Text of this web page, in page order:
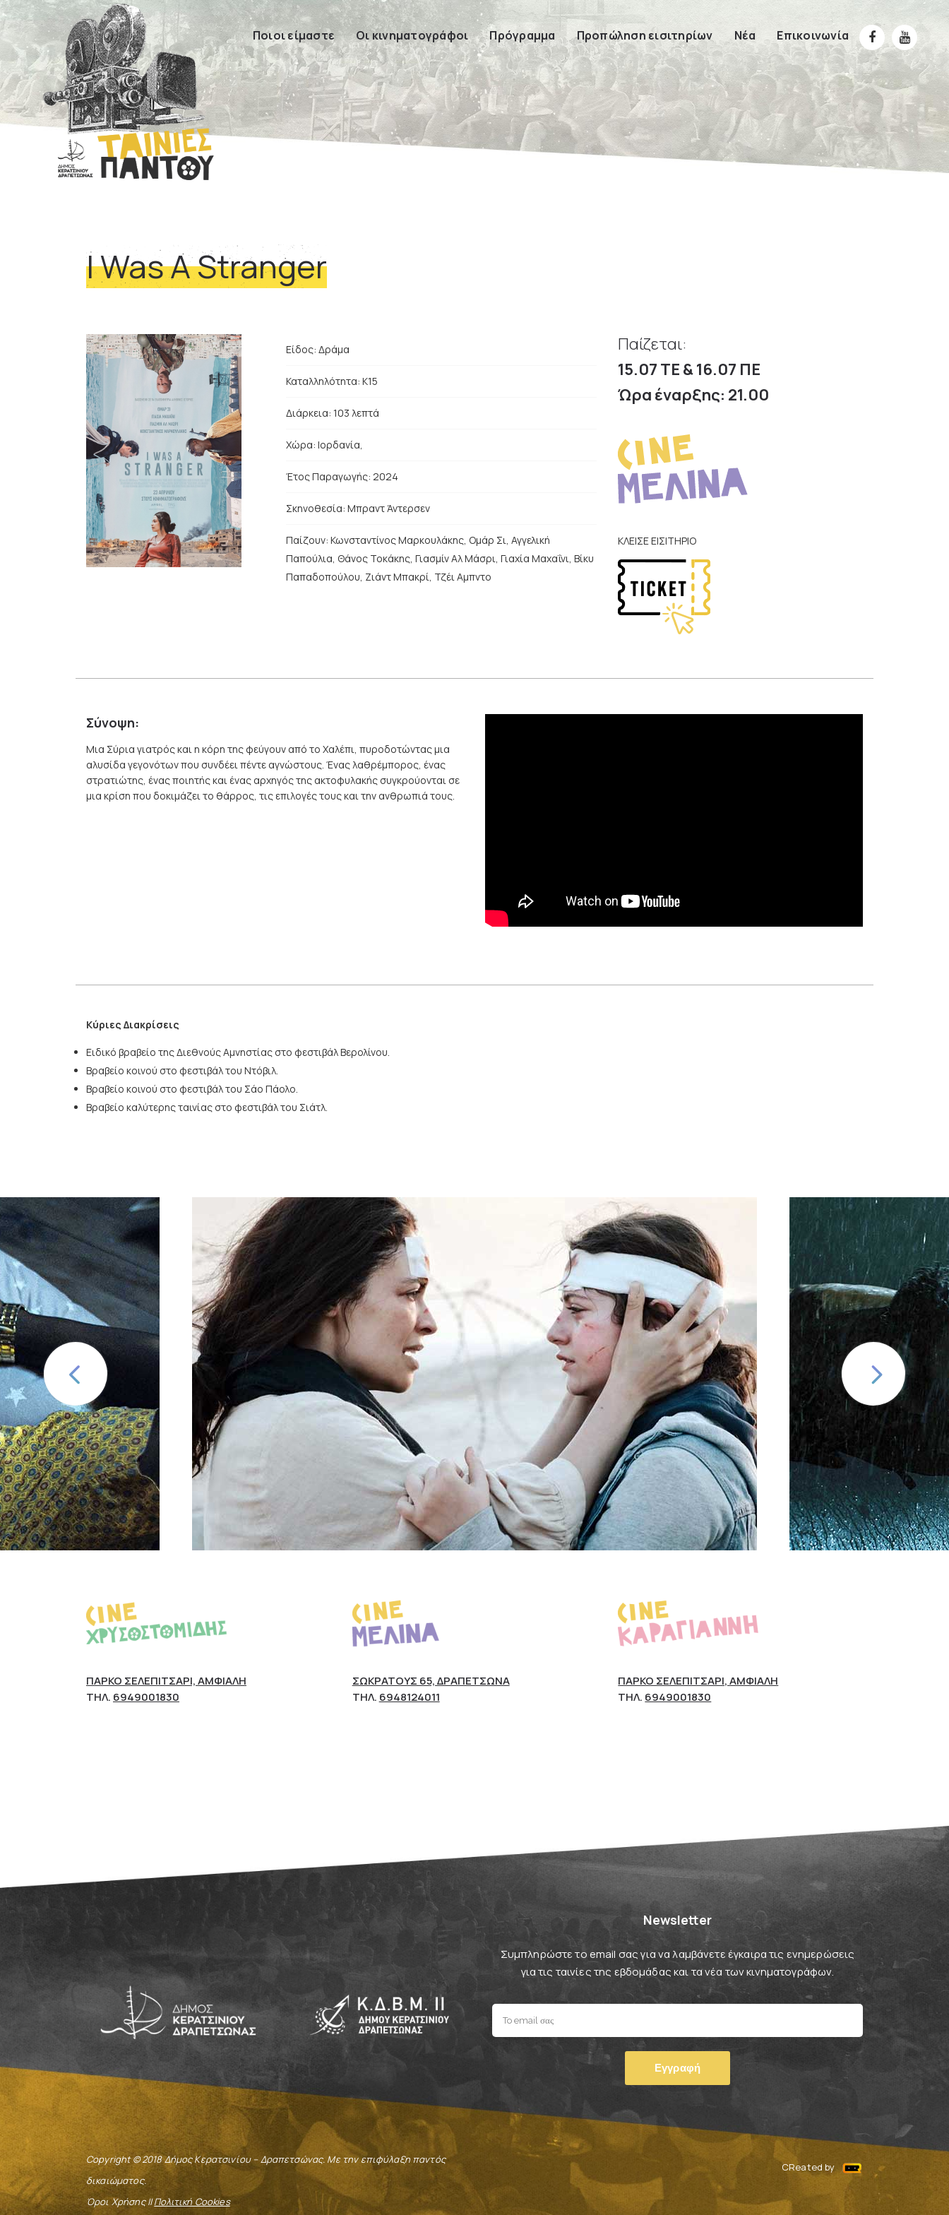
Ποιοι είμαστε Οι κινηματογράφοι Πρόγραμμα Προπώληση εισιτηρίων Νέα Επικοινωνία
I Was A Stranger
Είδος: Δράμα
Καταλληλότητα: Κ15
Διάρκεια: 103 λεπτά
Χώρα: Ιορδανία,
Έτος Παραγωγής: 2024
Σκηνοθεσία: Μπραντ Άντερσεν
Παίζουν: Κωνσταντίνος Μαρκουλάκης, Ομάρ Σι, Αγγελική
Παπούλια, Θάνος Τοκάκης, Γιασμίν Αλ Μάσρι, Γιαχία Μαχαΐνι, Βίκυ
Παπαδοπούλου, Ζιάντ Μπακρί, Τζέι Αμπντο
Παίζεται:
15.07 ΤΕ & 16.07 ΠΕ
Ώρα έναρξης: 21.00
ΚΛΕΙΣΕ ΕΙΣΙΤΗΡΙΟ
Σύνοψη:
Μια Σύρια γιατρός και η κόρη της φεύγουν από το Χαλέπι, πυροδοτώντας μια
αλυσίδα γεγονότων που συνδέει πέντε αγνώστους. Ένας λαθρέμπορος, ένας
στρατιώτης, ένας ποιητής και ένας αρχηγός της ακτοφυλακής συγκρούονται σε
μια κρίση που δοκιμάζει το θάρρος, τις επιλογές τους και την ανθρωπιά τους.
Κύριες Διακρίσεις
Ειδικό βραβείο της Διεθνούς Αμνηστίας στο φεστιβάλ Βερολίνου.
Βραβείο κοινού στο φεστιβάλ του Ντόβιλ.
Βραβείο κοινού στο φεστιβάλ του Σάο Πάολο.
Βραβείο καλύτερης ταινίας στο φεστιβάλ του Σιάτλ.
ΠΆΡΚΟ ΣΕΛΕΠΊΤΣΑΡΙ, ΑΜΦΙΆΛΗ
ΤΗΛ. 6949001830
ΣΩΚΡΆΤΟΥΣ 65, ΔΡΑΠΕΤΣΏΝΑ
ΤΗΛ. 6948124011
ΠΆΡΚΟ ΣΕΛΕΠΊΤΣΑΡΙ, ΑΜΦΙΆΛΗ
ΤΗΛ. 6949001830
Newsletter
Συμπληρώστε το email σας για να λαμβάνετε έγκαιρα τις ενημερώσεις
για τις ταινίες της εβδομάδας και τα νέα των κινηματογράφων.
Copyright © 2018 Δήμος Κερατσινίου – Δραπετσώνας. Με την επιφύλαξη παντός
δικαιώματος.
Όροι Χρήσης ||Πολιτική Cookies
CReated by